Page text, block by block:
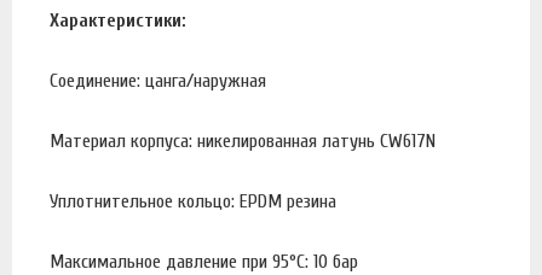
Характеристики:
Соединение: цанга/наружная
Материал корпуса: никелированная латунь CW617N
Уплотнительное кольцо: EPDM резина
Максимальное давление при 95°С: 10 бар